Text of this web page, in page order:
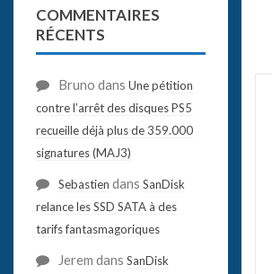
COMMENTAIRES
RÉCENTS
Bruno dans Une pétition
contre l’arrêt des disques PS5
recueille déjà plus de 359.000
signatures (MAJ3)
Sebastien dans SanDisk
relance les SSD SATA à des
tarifs fantasmagoriques
Jerem dans SanDisk